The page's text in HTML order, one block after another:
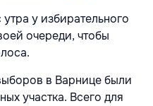
у избирательного
очереди, чтобы
в Варнице были
участка. Всего для